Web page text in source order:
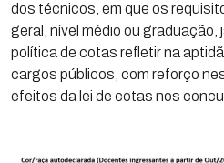
dos técnicos, em que os
geral, nível médio ou graduação,
política de cotas refletir na
cargos públicos, com reforço
efeitos da lei de cotas nos